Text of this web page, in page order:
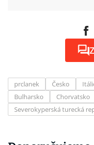
prclanek Česko
Bulharsko
Chorvatsko
Severokyperská turecká